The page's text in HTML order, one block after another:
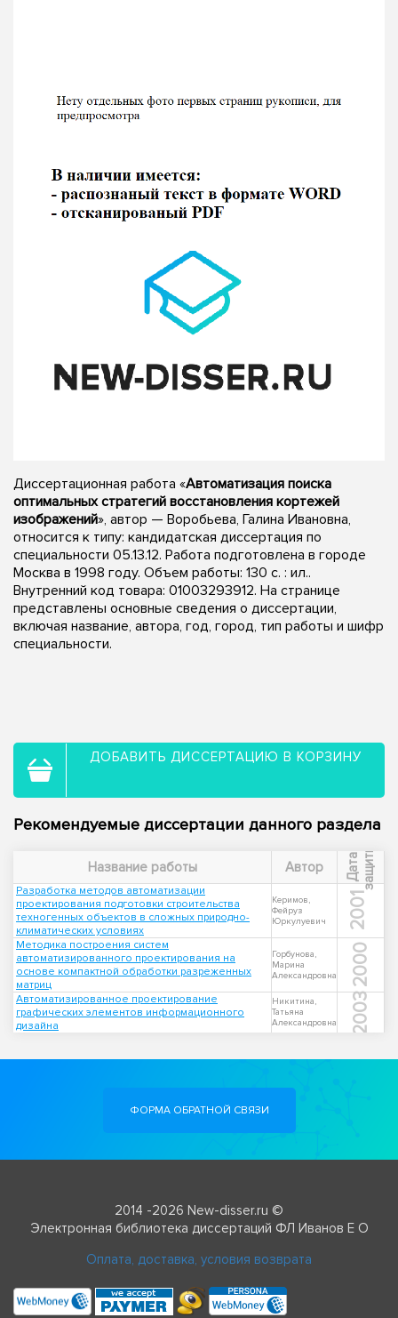
Диссертационная работа «Автоматизация поиска
оптимальных стратегий восстановления кортежей
изображений», автор — Воробьева, Галина Ивановна,
относится к типу: кандидатская диссертация по
специальности 05.13.12. Работа подготовлена в городе
Москва в 1998 году. Объем работы: 130 с. : ил..
Внутренний код товара: 01003293912. На странице
представлены основные сведения о диссертации,
включая название, автора, год, город, тип работы и шифр
специальности.
ДОБАВИТЬ ДИССЕРТАЦИЮ В КОРЗИНУ
Рекомендуемые диссертации данного раздела
Название работы Автор Д
а
т
а
з
а
щ
и
т ы
Разработка методов автоматизации
проектирования подготовки строительства
техногенных объектов в сложных природно-
климатических условиях
Керимов,
Фейруз
Юркулуевич
2001
Методика построения систем
автоматизированного проектирования на
основе компактной обработки разреженных
матриц
Горбунова,
Марина
Александровна
2000
Автоматизированное проектирование
графических элементов информационного
дизайна
Никитина,
Татьяна
Александровна
2003
ФОРМА ОБРАТНОЙ СВЯЗИ
2014 -2026 New-disser.ru ©
Электронная библиотека диссертаций ФЛ Иванов Е О
Оплата, доставка, условия возврата